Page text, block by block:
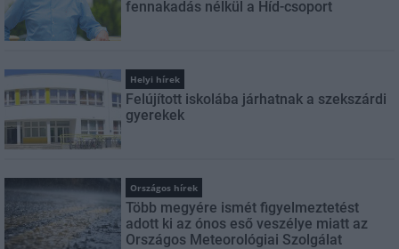
fennakadás nélkül a Híd-csoport
Helyi hírek
Felújított iskolába járhatnak a szekszárdi
gyerekek
Országos hírek
Több megyére ismét figyelmeztetést
adott ki az ónos eső veszélye miatt az
Országos Meteorológiai Szolgálat